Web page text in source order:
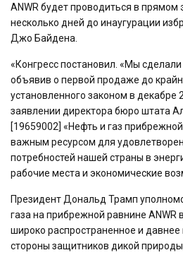
ANWR будет проводиться в прямом
несколько дней до инаугурации
Джо Байдена.
«Конгресс постановил. «Мы
объявив о первой продаже до
установленного законом в декабре
заявлении директора бюро штата
[19659002] «Нефть и газ
важным ресурсом для
потребностей нашей страны в
рабочие места и экономические
Президент Дональд Трамп
газа на прибрежной равнине ANWR
широко распространенное и давнее
стороны защитников дикой